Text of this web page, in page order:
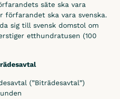
säte ska vara
förfarandet ska vara svenska.
sig till svensk domstol om
etthundratusen (100
(”Biträdesavtal”)